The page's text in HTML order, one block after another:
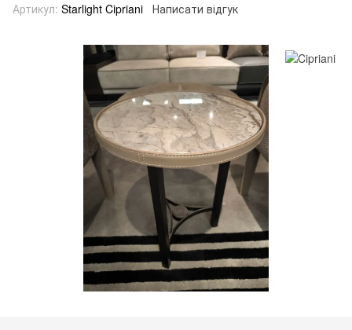
Артикул: Starlight Cipriani Написати відгук